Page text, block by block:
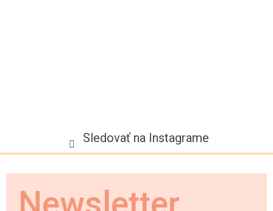
Sledovať na Instagrame